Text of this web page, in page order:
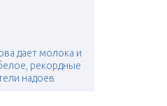
дает молока и
рекордные
надоев